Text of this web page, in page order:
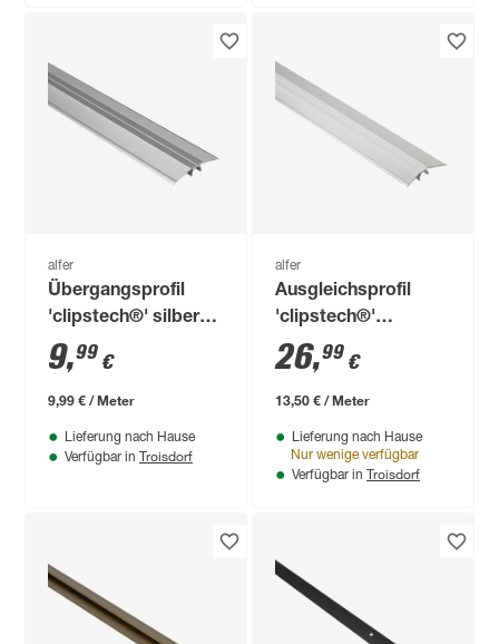
alfer
Übergangsprofil
'clipstech®' silber
1000 x 46 mm
9,99 €
9,99 € / Meter
Lieferung nach Hause
Verfügbar in Troisdorf
alfer
Ausgleichsprofil
'clipstech®'
Aluminium silber
2000 x 40 mm
26,99 €
13,50 € / Meter
Lieferung nach Hause
Nur wenige verfügbar
Verfügbar in Troisdorf